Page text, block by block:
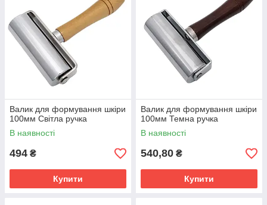
Валик для формування шкіри
100мм Світла ручка
В наявності
494 ₴
Купити
Валик для формування шкіри
100мм Темна ручка
В наявності
540,80 ₴
Купити